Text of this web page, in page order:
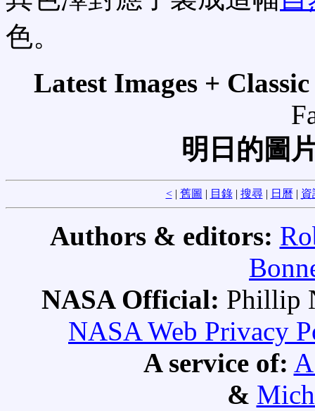
色。
Latest Images +
明日的圖
<| 舊圖 | 目錄| 搜尋| 日曆 | 資
Authors & editors:
NASA Official: Phillip
NASA Web Privacy
A service of:
&